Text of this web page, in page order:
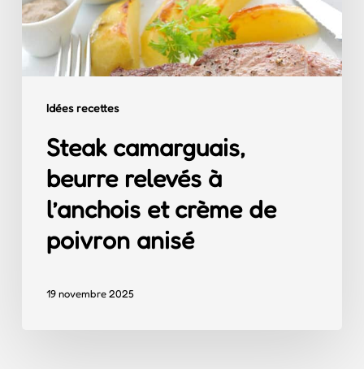
Idées recettes
l’anchois
crème
aniséSteak camarguais,
beurre relevés à
l’anchois et crème de
poivron anisé
19 novembre 2025